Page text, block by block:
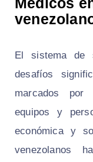
El sistema de
desafíos
marcados por
equipos y
económica y
venezolanos